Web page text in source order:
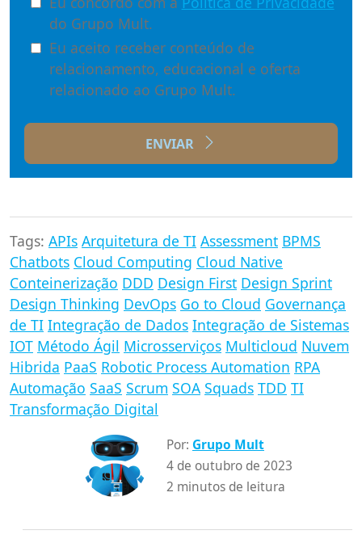
do Grupo Mult.
Eu aceito receber conteúdo de
relacionamento, educacional e oferta
relacionado ao Grupo Mult.
ENVIAR
Tags: APIs Arquitetura de TI Assessment BPMS
Chatbots Cloud Computing Cloud Native
Conteinerização DDD Design First Design Sprint
Design Thinking DevOps Go to Cloud Governança
de TI Integração de Dados Integração de Sistemas
IOT Método Ágil Microsserviços Multicloud Nuvem
Hibrida PaaS Robotic Process Automation RPA
Automação SaaS Scrum SOA Squads TDD TI
Transformação Digital
Por: Grupo Mult
4 de outubro de 2023
2 minutos de leitura